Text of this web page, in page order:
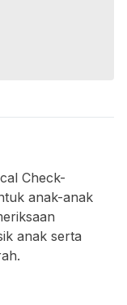
Check-
anak-anak
anak serta